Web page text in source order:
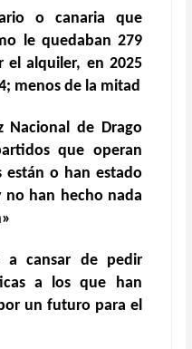
o canaria que
le quedaban 279
el alquiler, en 2025
menos de la mitad
Nacional de Drago
que operan
están o han estado
no han hecho nada
a cansar de pedir
a los que han
un futuro para el